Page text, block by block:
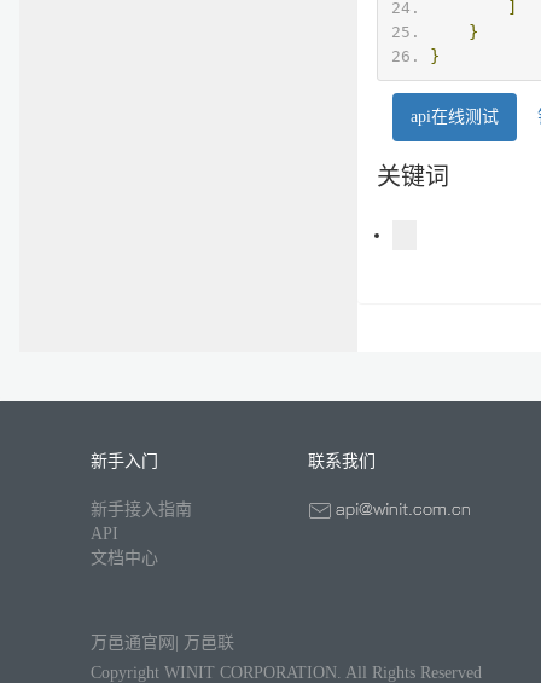
]
}
}
api在线测试
关键词
新手入门
新手接入指南
API
文档中心
联系我们
万邑通官网
万邑联
Copyright WINIT CORPORATION. All Rights Reserved